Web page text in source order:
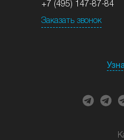
+7 (495) 147-87-84
Заказать звонок